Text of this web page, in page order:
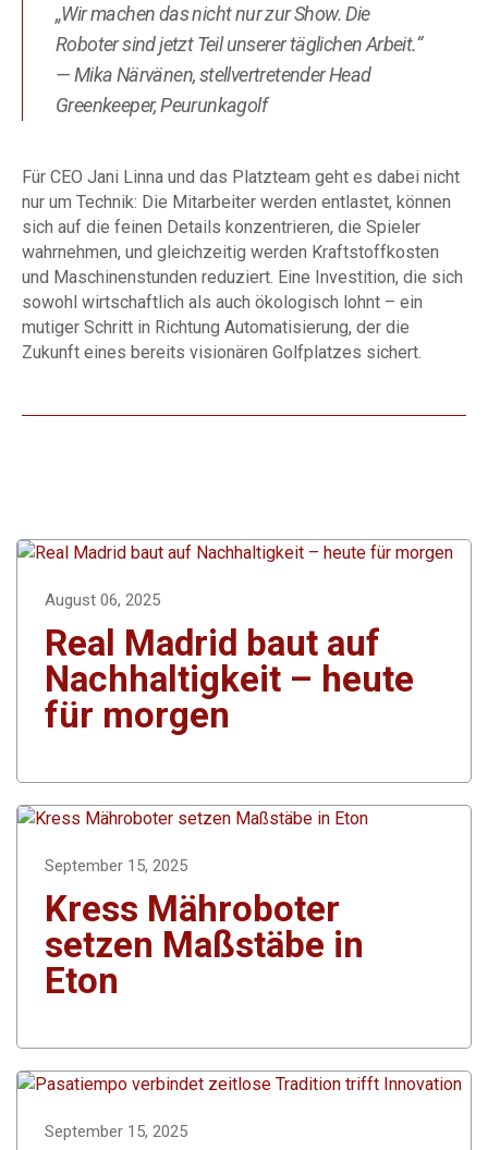
„Wir machen das nicht nur zur Show. Die
Roboter sind jetzt Teil unserer täglichen Arbeit.“
— Mika Närvänen, stellvertretender Head
Greenkeeper, Peurunkagolf
Für CEO Jani Linna und das Platzteam geht es dabei nicht
nur um Technik: Die Mitarbeiter werden entlastet, können
sich auf die feinen Details konzentrieren, die Spieler
wahrnehmen, und gleichzeitig werden Kraftstoffkosten
und Maschinenstunden reduziert. Eine Investition, die sich
sowohl wirtschaftlich als auch ökologisch lohnt – ein
mutiger Schritt in Richtung Automatisierung, der die
Zukunft eines bereits visionären Golfplatzes sichert.
August 06, 2025
Real Madrid baut auf
Nachhaltigkeit – heute
für morgen
September 15, 2025
Kress Mähroboter
setzen Maßstäbe in
Eton
September 15, 2025